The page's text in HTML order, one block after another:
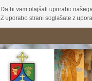
Da bi vam olajšali uporabo
Z uporabo strani soglašate z